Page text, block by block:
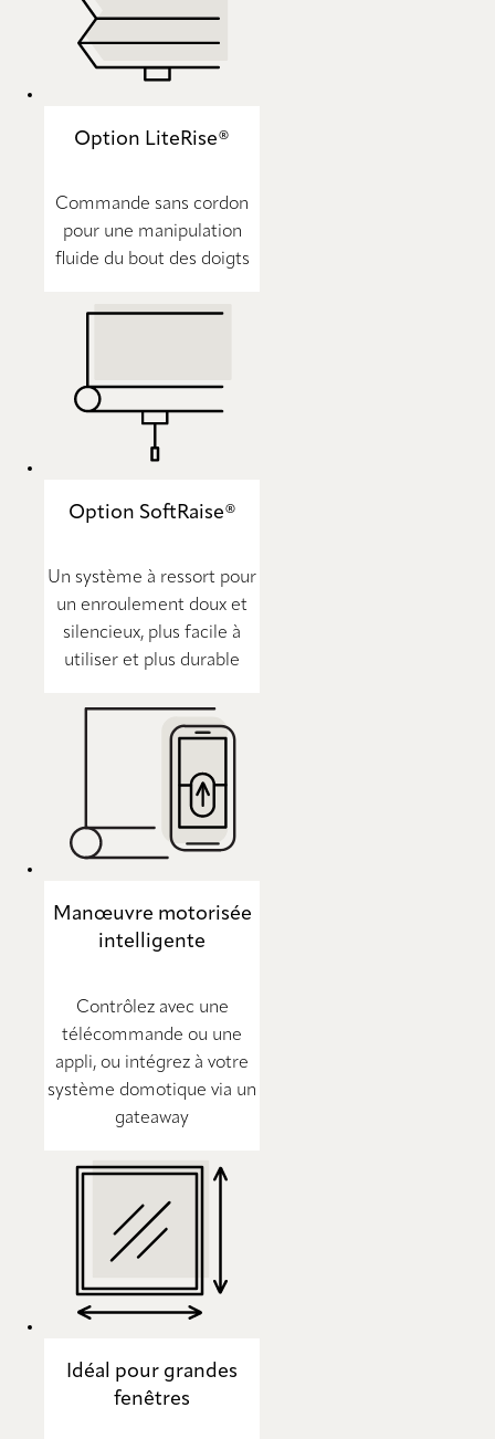
Option LiteRise®
Commande sans cordon
pour une manipulation
fluide du bout des doigts
Option SoftRaise®
Un système à ressort pour
un enroulement doux et
silencieux, plus facile à
utiliser et plus durable
Manœuvre motorisée
intelligente
Contrôlez avec une
télécommande ou une
appli, ou intégrez à votre
système domotique via un
gateaway
Idéal pour grandes
fenêtres